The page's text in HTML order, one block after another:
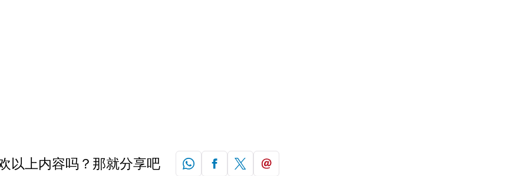
以上内容吗？那就分享吧